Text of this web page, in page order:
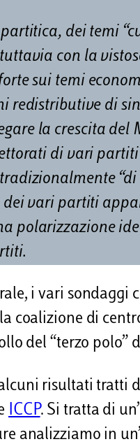
dei temi
con la
sui temi
redistributive di
la crescita del
di vari
“di
dei vari partiti
polarizzazione
i vari sondaggi
coalizione di
del “terzo polo”
risultati tratti
ICCP. Si tratta di
analizziamo in